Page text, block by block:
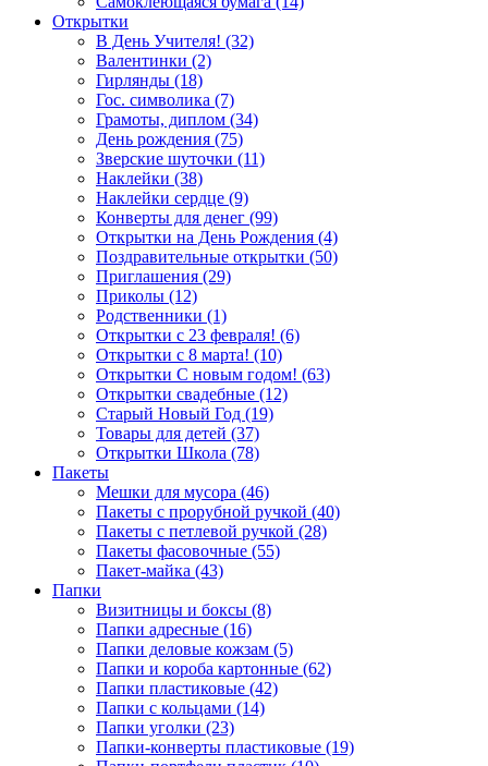
Открытки
В День Учителя! (32)
Валентинки (2)
Гирлянды (18)
Гос. символика (7)
Грамоты, диплом (34)
День рождения (75)
Зверские шуточки (11)
Наклейки (38)
Наклейки сердце (9)
Конверты для денег (99)
Открытки на День Рождения (4)
Поздравительные открытки (50)
Приглашения (29)
Приколы (12)
Родственники (1)
Открытки с 23 февраля! (6)
Открытки с 8 марта! (10)
Открытки С новым годом! (63)
Открытки свадебные (12)
Старый Новый Год (19)
Товары для детей (37)
Открытки Школа (78)
Пакеты
Мешки для мусора (46)
Пакеты с прорубной ручкой (40)
Пакеты с петлевой ручкой (28)
Пакеты фасовочные (55)
Пакет-майка (43)
Папки
Визитницы и боксы (8)
Папки адресные (16)
Папки деловые кожзам (5)
Папки и короба картонные (62)
Папки пластиковые (42)
Папки с кольцами (14)
Папки уголки (23)
Папки-конверты пластиковые (19)